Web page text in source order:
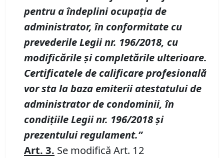
pentru a îndeplini ocupaţia de
administrator, în conformitate cu
prevederile Legii nr. 196/2018, cu
modificările și completările ulterioare.
Certificatele de calificare profesională
vor sta la baza emiterii atestatului de
administrator de condominii, în
condiţiile Legii nr. 196/2018 şi
prezentului regulament.”
Art. 3. Se modifică Art. 12